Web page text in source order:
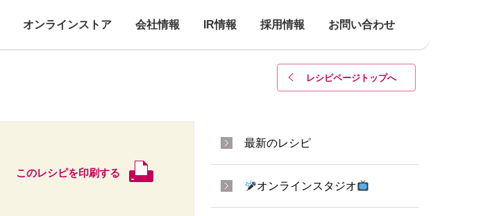
オンラインストア 会社情報 IR情報 採用情報 お問い合わせ
レシピページトップへ
このレシピを印刷する
最新のレシピ
オンラインスタジオ